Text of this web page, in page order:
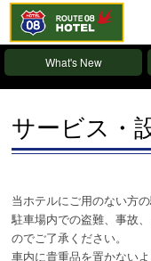
What's New
サービス・
当ホテルにご用のない方
駐車場内での盗難、事故
のでご了承ください。
車内に貴重品を置かない